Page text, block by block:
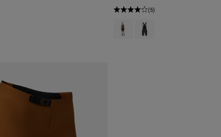
(5)
Product swatch type of Schwarz.
Product swatch type of